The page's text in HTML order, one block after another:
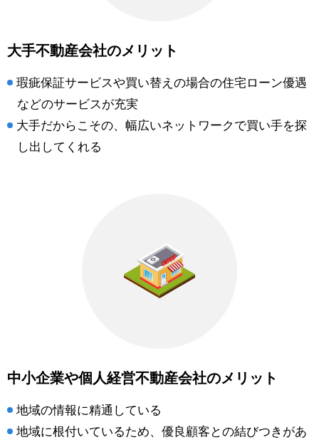
大手不動産会社のメリット
瑕疵保証サービスや買い替えの場合の住宅ローン優遇
などのサービスが充実
大手だからこその、幅広いネットワークで買い手を探
し出してくれる
中小企業や個人経営不動産会社のメリット
地域の情報に精通している
地域に根付いているため、優良顧客との結びつきがあ